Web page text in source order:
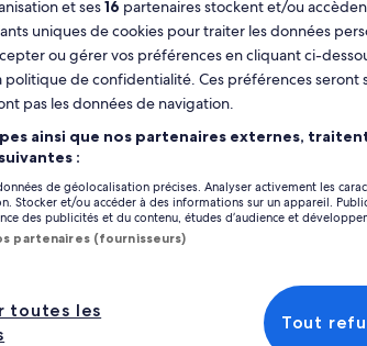
Coupon sur
mobile
Confirmation
immédiate
vous pour l’aventure ultime hors route
sur Hell’s Revenge
aventure commence par un rapide briefing
avant de monter dans un puissant
Teryx® KRX4TM 1000, construit pour le
terrain slickrock de Moab. Ces
avec une manipulation douce, la
et la confiance au volant. Les
de 21 ans et plus avec un permis
plus
et ses16 partenaires stockent et/ou
uniques de cookies pour traiter les données
ou gérer vos préférences en cliquant ci-
politique de confidentialité. Ces préférences seront
pas les données de navigation.
ainsi que nos partenaires externes,
:
de géolocalisation précises. Analyser activement les
Stocker et/ou accéder à des informations sur un appareil.
des publicités et du contenu, études d’audience et
partenaires (fournisseurs)
toutes les
Tout